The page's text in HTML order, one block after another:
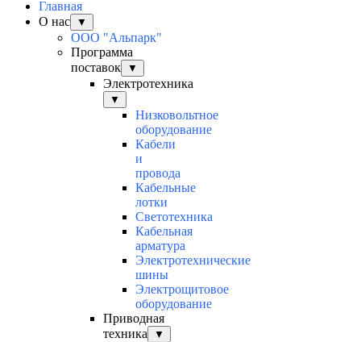
Главная
О нас
▼
ООО "Альпарк"
Программа
поставок
▼
Электротехника
▼
Низковольтное
оборудование
Кабели
и
провода
Кабельные
лотки
Светотехника
Кабельная
арматура
Электротехнические
шины
Электрощитовое
оборудование
Приводная
техника
▼